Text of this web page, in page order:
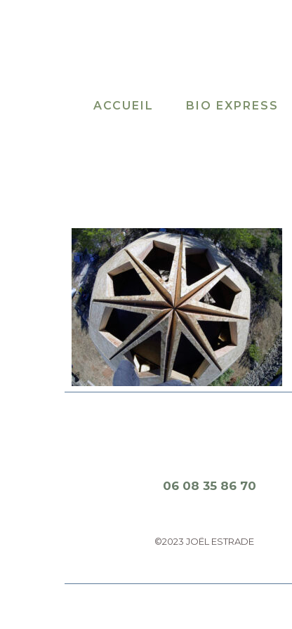
ACCUEIL BIO EXPRESS
06 08 35 86 70
©2023 JOËL ESTRADE